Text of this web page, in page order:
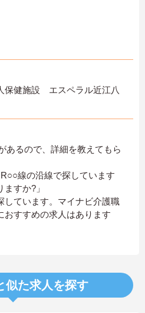
健施設 エスペラル近江八
あるので、詳細を教えてもら
線の沿線で探しています
すか?」
しています。マイナビ介護職
すすめの求人はあります
似た求人を探す